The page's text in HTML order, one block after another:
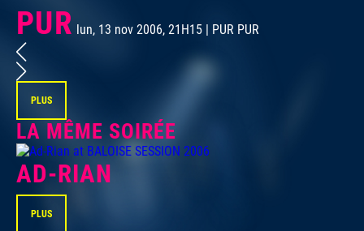
PUR lun, 13 nov 2006, 21H15 | PUR PUR
PLUS
LA MÊME SOIRÉE
AD-RIAN
PLUS